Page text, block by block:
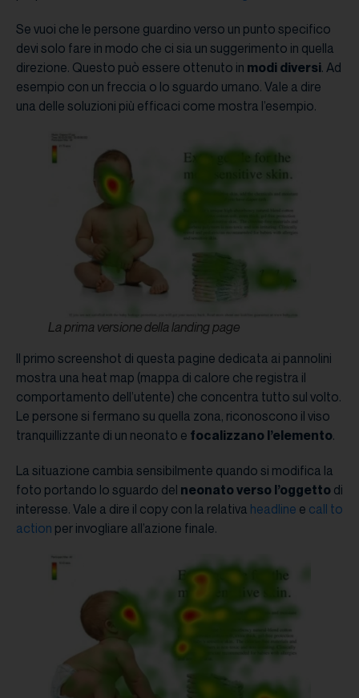
Se vuoi che le persone guardino verso un punto specifico
devi solo fare in modo che ci sia un suggerimento in quella
direzione. Questo può essere ottenuto in modi diversi. Ad
esempio con un freccia o lo sguardo umano. Vale a dire
una delle soluzioni più efficaci come mostra l’esempio.
La prima versione della landing page
Il primo screenshot di questa pagine dedicata ai pannolini
mostra una heat map (mappa di calore che registra il
comportamento dell’utente) che concentra tutto sul volto.
Le persone si fermano su quella zona, riconoscono il viso
tranquillizzante di un neonato e focalizzano l’elemento.
La situazione cambia sensibilmente quando si modifica la
foto portando lo sguardo del neonato verso l’oggetto di
interesse. Vale a dire il copy con la relativa headline e call to
action per invogliare all’azione finale.